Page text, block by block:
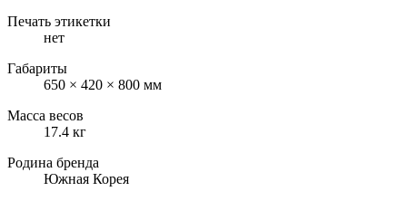
Печать этикетки
нет
Габариты
650 × 420 × 800 мм
Масса весов
17.4 кг
Родина бренда
Южная Корея